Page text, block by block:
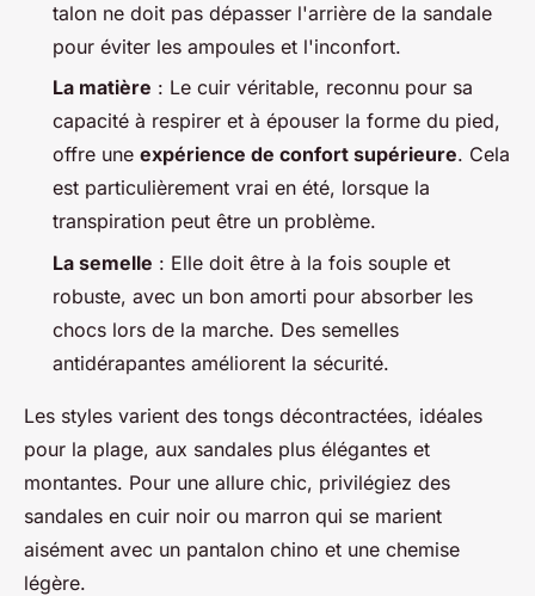
talon ne doit pas dépasser l'arrière de la sandale
pour éviter les ampoules et l'inconfort.
La matière : Le cuir véritable, reconnu pour sa
capacité à respirer et à épouser la forme du pied,
offre une expérience de confort supérieure. Cela
est particulièrement vrai en été, lorsque la
transpiration peut être un problème.
La semelle : Elle doit être à la fois souple et
robuste, avec un bon amorti pour absorber les
chocs lors de la marche. Des semelles
antidérapantes améliorent la sécurité.
Les styles varient des tongs décontractées, idéales
pour la plage, aux sandales plus élégantes et
montantes. Pour une allure chic, privilégiez des
sandales en cuir noir ou marron qui se marient
aisément avec un pantalon chino et une chemise
légère.